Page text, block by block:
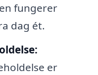
fungerer
dag ét.
er